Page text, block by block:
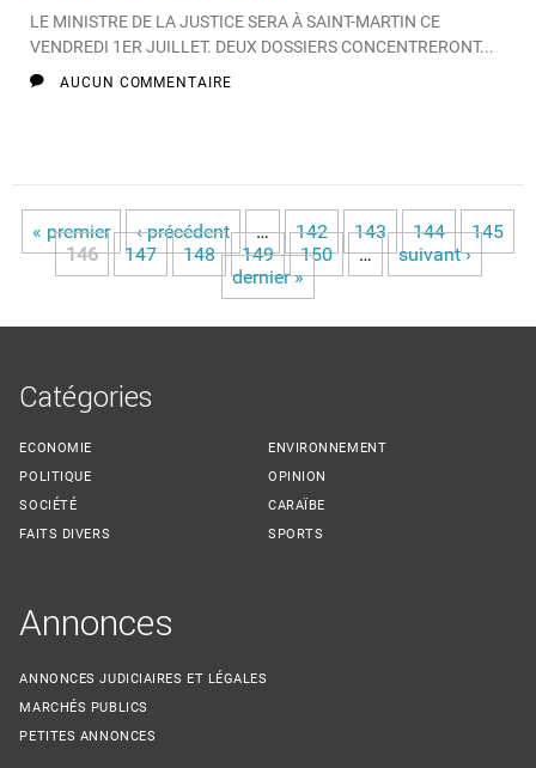
LE MINISTRE DE LA JUSTICE SERA À SAINT-MARTIN CE
VENDREDI 1ER JUILLET. DEUX DOSSIERS CONCENTRERONT...
AUCUN COMMENTAIRE
Pages
« premier ‹ précédent … 142 143 144
145
146
147 148 149 150 …
suivant ›
dernier »
Catégories
ECONOMIE
POLITIQUE
SOCIÉTÉ
FAITS DIVERS
ENVIRONNEMENT
OPINION
CARAÏBE
SPORTS
Annonces
ANNONCES JUDICIAIRES ET LÉGALES
MARCHÉS PUBLICS
PETITES ANNONCES